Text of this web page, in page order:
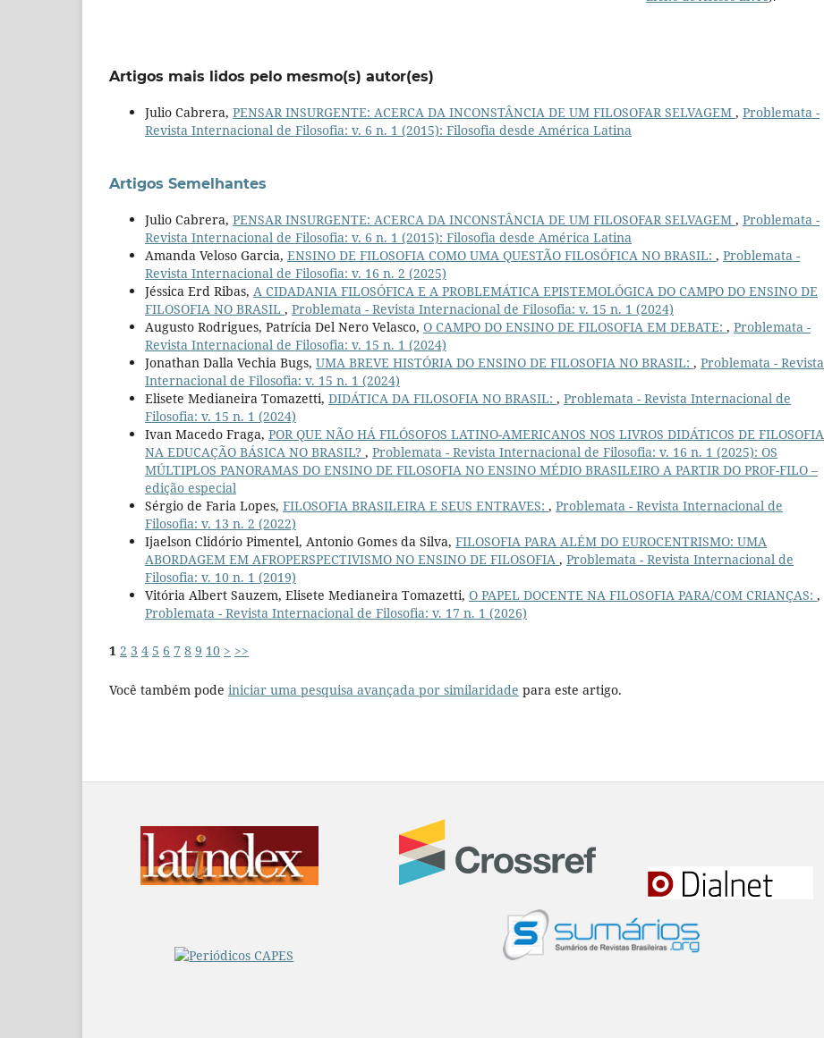
Artigos mais lidos pelo mesmo(s) autor(es)
Julio Cabrera, PENSAR INSURGENTE: ACERCA DA INCONSTÂNCIA DE UM FILOSOFAR SELVAGEM , Problemata -
Revista Internacional de Filosofia: v. 6 n. 1 (2015): Filosofia desde América Latina
Artigos Semelhantes
Julio Cabrera, PENSAR INSURGENTE: ACERCA DA INCONSTÂNCIA DE UM FILOSOFAR SELVAGEM , Problemata -
Revista Internacional de Filosofia: v. 6 n. 1 (2015): Filosofia desde América Latina
Amanda Veloso Garcia, ENSINO DE FILOSOFIA COMO UMA QUESTÃO FILOSÓFICA NO BRASIL: , Problemata -
Revista Internacional de Filosofia: v. 16 n. 2 (2025)
Jéssica Erd Ribas, A CIDADANIA FILOSÓFICA E A PROBLEMÁTICA EPISTEMOLÓGICA DO CAMPO DO ENSINO DE
FILOSOFIA NO BRASIL , Problemata - Revista Internacional de Filosofia: v. 15 n. 1 (2024)
Augusto Rodrigues, Patrícia Del Nero Velasco, O CAMPO DO ENSINO DE FILOSOFIA EM DEBATE: , Problemata -
Revista Internacional de Filosofia: v. 15 n. 1 (2024)
Jonathan Dalla Vechia Bugs, UMA BREVE HISTÓRIA DO ENSINO DE FILOSOFIA NO BRASIL: , Problemata - Revista
Internacional de Filosofia: v. 15 n. 1 (2024)
Elisete Medianeira Tomazetti, DIDÁTICA DA FILOSOFIA NO BRASIL: , Problemata - Revista Internacional de
Filosofia: v. 15 n. 1 (2024)
Ivan Macedo Fraga, POR QUE NÃO HÁ FILÓSOFOS LATINO-AMERICANOS NOS LIVROS DIDÁTICOS DE FILOSOFIA
NA EDUCAÇÃO BÁSICA NO BRASIL? , Problemata - Revista Internacional de Filosofia: v. 16 n. 1 (2025): OS
MÚLTIPLOS PANORAMAS DO ENSINO DE FILOSOFIA NO ENSINO MÉDIO BRASILEIRO A PARTIR DO PROF-FILO –
edição especial
Sérgio de Faria Lopes, FILOSOFIA BRASILEIRA E SEUS ENTRAVES: , Problemata - Revista Internacional de
Filosofia: v. 13 n. 2 (2022)
Ijaelson Clidório Pimentel, Antonio Gomes da Silva, FILOSOFIA PARA ALÉM DO EUROCENTRISMO: UMA
ABORDAGEM EM AFROPERSPECTIVISMO NO ENSINO DE FILOSOFIA , Problemata - Revista Internacional de
Filosofia: v. 10 n. 1 (2019)
Vitória Albert Sauzem, Elisete Medianeira Tomazetti, O PAPEL DOCENTE NA FILOSOFIA PARA/COM CRIANÇAS: ,
Problemata - Revista Internacional de Filosofia: v. 17 n. 1 (2026)
1 2 3 4 5 6 7 8 9 10 > >>
Você também pode iniciar uma pesquisa avançada por similaridade para este artigo.